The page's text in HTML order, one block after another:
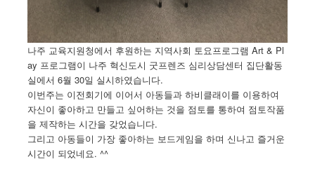
나주 교육지원청에서 후원하는 지역사회 토요프로그램 Art & Pl
ay 프로그램이 나주 혁신도시 굿프렌즈 심리상담센터 집단활동
실에서 6월 30일 실시하였습니다.
이번주는 이전회기에 이어서 아동들과 하비클래이를 이용하여
자신이 좋아하고 만들고 싶어하는 것을 점토를 통하여 점토작품
을 제작하는 시간을 갖었습니다.
그리고 아동들이 가장 좋아하는 보드게임을 하며 신나고 즐거운
시간이 되었네요. ^^